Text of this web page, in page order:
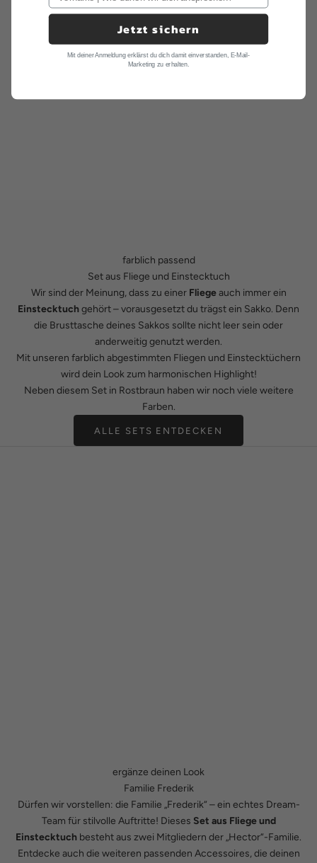
farblich passend
Set aus Fliege und Einstecktuch
Wir sind der Meinung, dass zu einer Fliegeauch immer ein
Einstecktuchgehört – vorausgesetzt du trägst ein Sakko. Denn
die Brusttasche deines Sakkos sollte nicht leer sein oder
anderweitig genutzt werden.
Mit unseren farblich abgestimmten Fliegen und Einstecktüchern
wird dein Look zum harmonischen Highlight!
Neben diesem Set in Rostbraun haben wir noch viele weitere
Farben.
ALLE SETS ENTDECKEN
ergänze deinen Look
Familie Frederik
Dürfen wir vorstellen: die Familie „Frederik“ – ein echtes Dream-
Team für stilvolle Auftritte! Dieses Set aus Fliege und
Einstecktuch besteht aus zwei Mitgliedern der „Hector“-Familie.
Entdecke auch die weiteren passenden Accessoires, die deinen
Jetzt sichern
Mit deiner Anmeldung erklärst du dich damit einverstanden, E-Mail-
Marketing zu erhalten.